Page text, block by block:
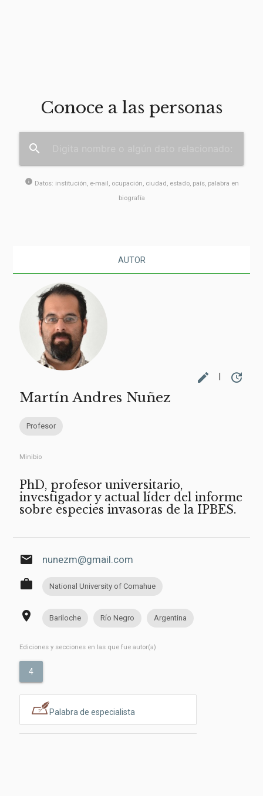
Conoce a las personas
search
info Datos: institución, e-mail, ocupación, ciudad, estado, país, palabra en
biografía
AUTOR
edit update
Martín Andres Nuñez
Profesor
Minibio
PhD, profesor universitario,
investigador y actual líder del informe
sobre especies invasoras de la IPBES.
email nunezm@gmail.com
work National University of Comahue
place Bariloche Río Negro Argentina
Ediciones y secciones en las que fue autor(a)
4
Palabra de especialista